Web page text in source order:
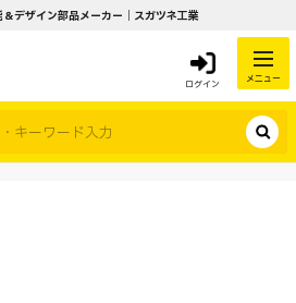
デザイン部品メーカー｜スガツネ工業
ログイン メニュー